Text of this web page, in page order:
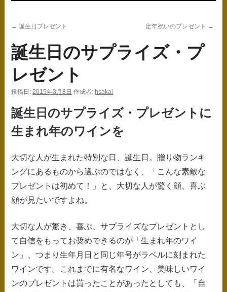
テ
ン
ツ
へ
ス
キ
プ
← 誕生日プレゼント 定年祝いのプレゼント →
誕生日のサプライズ・プ
レゼント
投稿日: 2015年3月8日 作成者: hsakai
誕生日のサプライズ・プレゼントに
生まれ年のワインを
大切な人が生まれた特別な日、誕生日。贈り物ランキ
ングにあるものから選ぶのではなく、「こんな素敵な
プレゼントは初めて！」と、大切な人が驚く顔、喜ぶ
顔が見たいですよね。
大切な人が驚き、喜ぶ、サプライズなプレゼントとし
て自信をもってお奨めできるのが「生まれ年のワイ
ン」、つまり生年月日と同じ年号がラベルに刻まれた
ワインです。これまでに有名なワイン、美味しいワイ
ンのプレゼントは貰ったことがあったとしても、「自